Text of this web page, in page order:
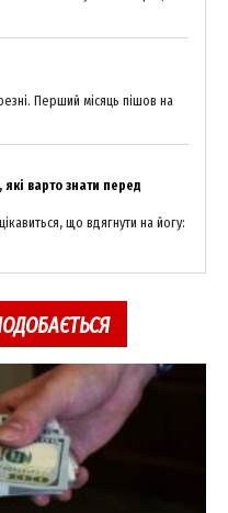
NOW
Перший місяць пішов на
які варто знати перед
що вдягнути на йогу: